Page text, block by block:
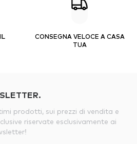
CONSEGNA VELOCE A CASA
TUA
prodotti, sui prezzi di vendita e
riservate esclusivamente ai